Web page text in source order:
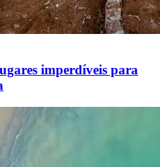
imperdíveis para